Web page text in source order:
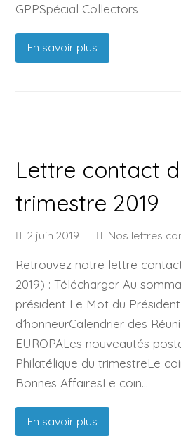
GPPSpécial Collectors
En savoir plus
Lettre contact
trimestre 2019
2 juin 2019 Nos lettres
Retrouvez notre lettre
2019) : Télécharger Au
président Le Mot du
d’honneurCalendrier des
EUROPALes nouveautés
Philatélique du trimestreLe
Bonnes AffairesLe coin…
En savoir plus